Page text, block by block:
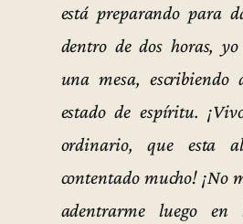
está preparando para
dentro de dos horas,
una mesa,
estado de espíritu.
ordinario, que esta
contentado mucho! ¡No
adentrarme luego